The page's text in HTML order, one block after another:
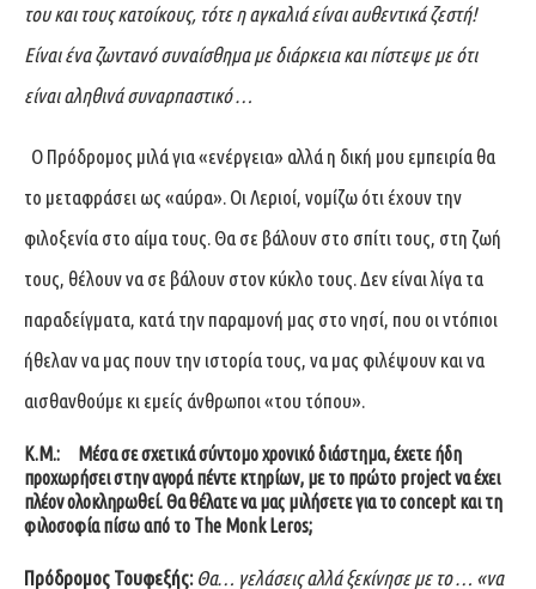
του και τους κατοίκους, τότε η αγκαλιά είναι αυθεντικά ζεστή!
Είναι ένα ζωντανό συναίσθημα με διάρκεια και πίστεψε με ότι
είναι αληθινά συναρπαστικό …
Ο Πρόδρομος μιλά για «ενέργεια» αλλά η δική μου εμπειρία θα
το μεταφράσει ως «αύρα». Οι Λεριοί, νομίζω ότι έχουν την
φιλοξενία στο αίμα τους. Θα σε βάλουν στο σπίτι τους, στη ζωή
τους, θέλουν να σε βάλουν στον κύκλο τους. Δεν είναι λίγα τα
παραδείγματα, κατά την παραμονή μας στο νησί, που οι ντόπιοι
ήθελαν να μας πουν την ιστορία τους, να μας φιλέψουν και να
αισθανθούμε κι εμείς άνθρωποι «του τόπου».
Κ.Μ.: Μέσα σε σχετικά σύντομο χρονικό διάστημα, έχετε ήδη
προχωρήσει στην αγορά πέντε κτηρίων, με το πρώτο projectνα έχει
πλέον ολοκληρωθεί. Θα θέλατε να μας μιλήσετε για τοconcept και τη
φιλοσοφία πίσω από το The Monk Leros;
Πρόδρομος Τουφεξής: Θα… γελάσεις αλλά ξεκίνησε με το … «να